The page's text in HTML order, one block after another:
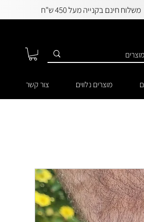
משלוח חינם בקנייה מעל 450 ש"ח
מוצרים נלווים צור קשר